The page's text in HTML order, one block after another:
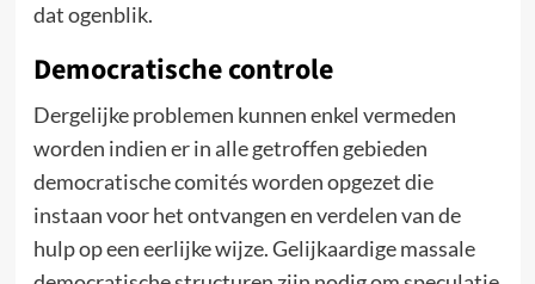
dat ogenblik.
Democratische controle
Dergelijke problemen kunnen enkel vermeden
worden indien er in alle getroffen gebieden
democratische comités worden opgezet die
instaan voor het ontvangen en verdelen van de
hulp op een eerlijke wijze. Gelijkaardige massale